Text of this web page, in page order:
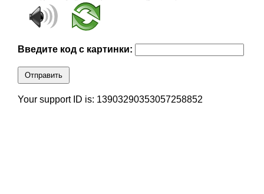
Введите код с картинки:
Отправить
Your support ID is: 13903290353057258852